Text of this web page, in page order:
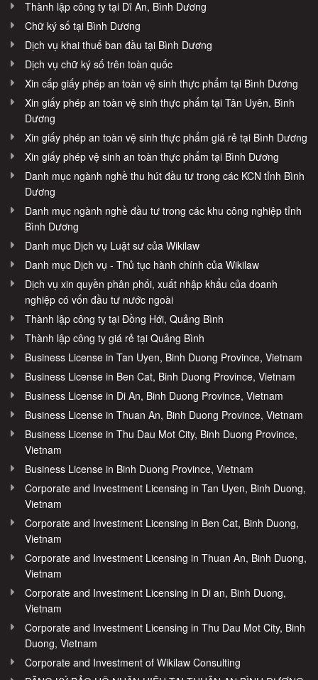
Thành lập công ty tại Dĩ An, Bình Dương
Chữ ký số tại Bình Dương
Dịch vụ khai thuế ban đầu tại Bình Dương
Dịch vụ chữ ký số trên toàn quốc
Xin cấp giấy phép an toàn vệ sinh thực phẩm tại Bình Dương
Xin giấy phép an toàn vệ sinh thực phẩm tại Tân Uyên, Bình
Dương
Xin giấy phép an toàn vệ sinh thực phẩm giá rẻ tại Bình Dương
Xin giấy phép vệ sinh an toàn thực phẩm tại Bình Dương
Danh mục ngành nghề thu hút đầu tư trong các KCN tỉnh Bình
Dương
Danh mục ngành nghề đầu tư trong các khu công nghiệp tỉnh
Bình Dương
Danh mục Dịch vụ Luật sư của Wikilaw
Danh mục Dịch vụ - Thủ tục hành chính của Wikilaw
Dịch vụ xin quyền phân phối, xuất nhập khẩu của doanh
nghiệp có vốn đầu tư nước ngoài
Thành lập công ty tại Đồng Hới, Quảng Bình
Thành lập công ty giá rẻ tại Quảng Bình
Business License in Tan Uyen, Binh Duong Province, Vietnam
Business License in Ben Cat, Binh Duong Province, Vietnam
Business License in Di An, Binh Duong Province, Vietnam
Business License in Thuan An, Binh Duong Province, Vietnam
Business License in Thu Dau Mot City, Binh Duong Province,
Vietnam
Business License in Binh Duong Province, Vietnam
Corporate and Investment Licensing in Tan Uyen, Binh Duong,
Vietnam
Corporate and Investment Licensing in Ben Cat, Binh Duong,
Vietnam
Corporate and Investment Licensing in Thuan An, Binh Duong,
Vietnam
Corporate and Investment Licensing in Di an, Binh Duong,
Vietnam
Corporate and Investment Licensing in Thu Dau Mot City, Binh
Duong, Vietnam
Corporate and Investment of Wikilaw Consulting